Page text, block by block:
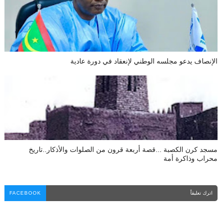
الإنصاف يدعو مجلسه الوطني لإنعقاد في دورة عادية
مسجد كرن الكصبة ...قصة أربعة قرون من الصلوات والأذكار..تاريخ
محراب وذاكرة أمة
اترك تعليقاً FACEBOOK